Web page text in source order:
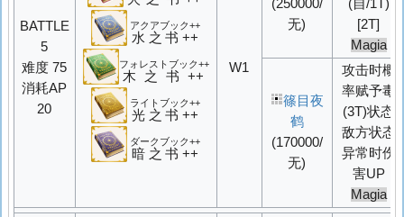
BATTLE
5
难度 75
消耗AP
20
水之书++
アクアブック++
木之书++
フォレストブック++
光之书++
ライトブック++
暗之书++
ダークブック++
W1
(250000/
无)
(自/1T)
[2T]
Magia
篠目夜
鹤
(170000/
无)
攻击时概
率赋予毒
(3T)状态
敌方状态
异常时伤
害UP
Magia